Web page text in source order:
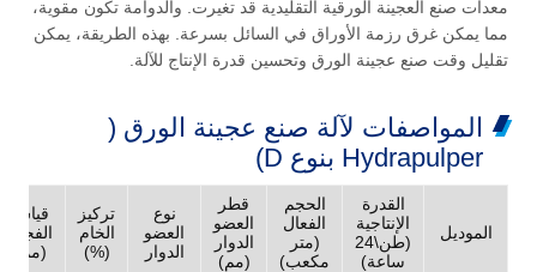
معدات صنع العجينة الورقية التقليدية قد تغيرت. والدوامة تكون مقوية،
مما يمكن غرق رزمة الأوراق في السائل بسرعة. بهذه الطريقة، يمكن
تقليل وقت صنع عجينة الورق وتحسين قدرة الإنتاج للآلة.
المواصفات لآلة صنع عجينة الورق (
Hydrapulper بنوع D)
الموديل
القدرة
الإنتاجية
(طن\24
ساعة)
الحجم
الفعال
(متر
مكعب)
قطر
العضو
الدوار
(مم)
نوع
العضو
الدوار
تركيز
الخام
(%)
قياس
الفجوة
(مم)